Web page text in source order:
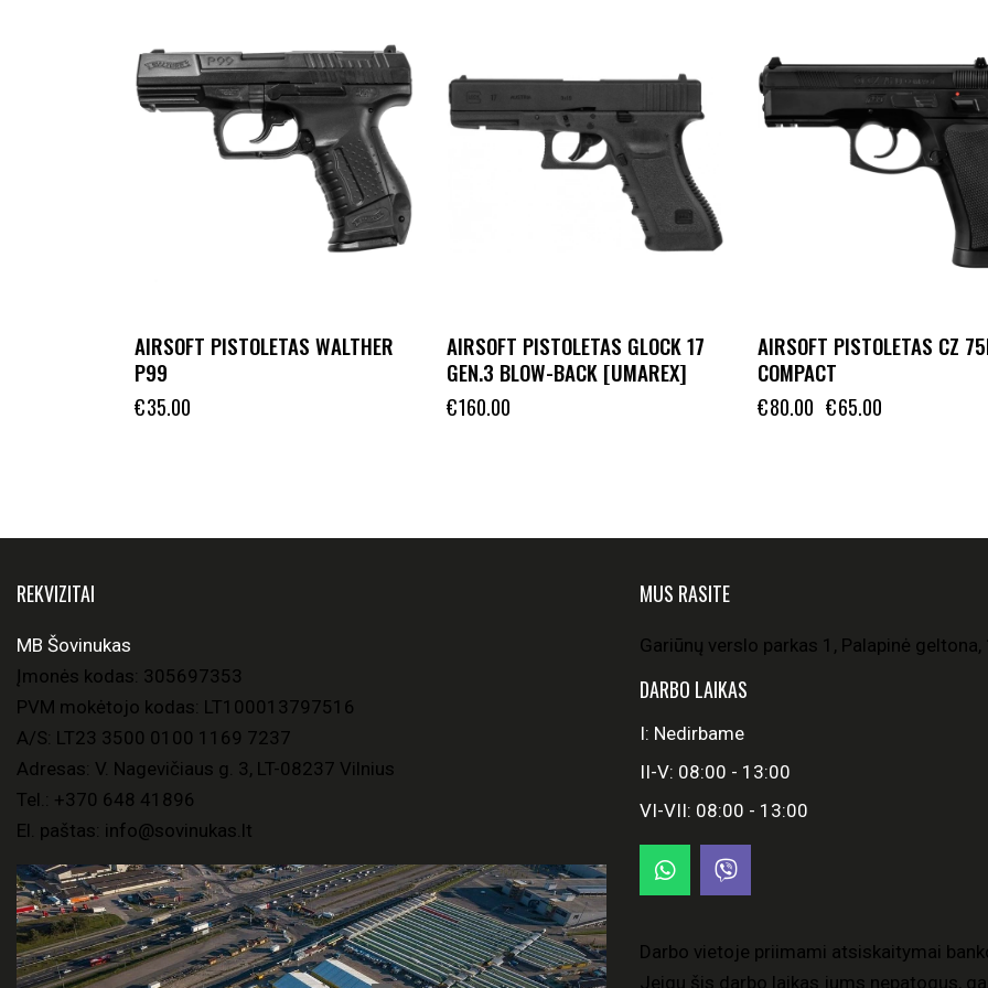
AIRSOFT PISTOLETAS WALTHER
P99
€35.00
AIRSOFT PISTOLETAS GLOCK 17
GEN.3 BLOW-BACK [UMAREX]
€160.00
AIRSOFT PISTOLETAS CZ
COMPACT
€80.00 €65.00
REKVIZITAI
MB Šovinukas
Įmonės kodas: 305697353
PVM mokėtojo kodas: LT100013797516
A/S: LT23 3500 0100 1169 7237
Adresas: V. Nagevičiaus g. 3, LT-08237 Vilnius
Tel.: +370 648 41896
El. paštas: info@sovinukas.lt
MUS RASITE
Gariūnų verslo parkas 1, Palapinė geltona,
DARBO LAIKAS
I: Nedirbame
II-V: 08:00 - 13:00
VI-VII: 08:00 - 13:00
Darbo vietoje priimami atsiskaitymai
Jeigu šis darbo laikas jums nepatogus,